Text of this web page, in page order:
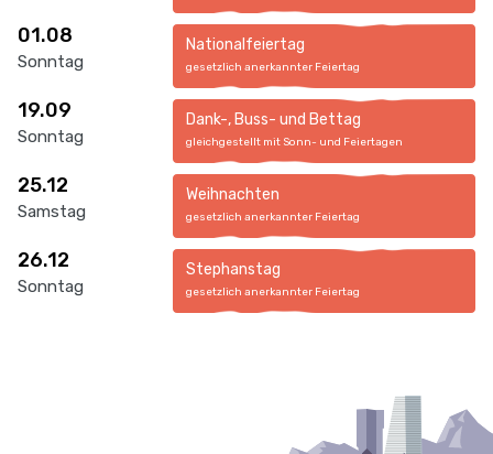
01.08
Sonntag
Nationalfeiertag
gesetzlich anerkannter Feiertag
19.09
Sonntag
Dank-, Buss- und Bettag
gleichgestellt mit Sonn- und Feiertagen
25.12
Samstag
Weihnachten
gesetzlich anerkannter Feiertag
26.12
Sonntag
Stephanstag
gesetzlich anerkannter Feiertag